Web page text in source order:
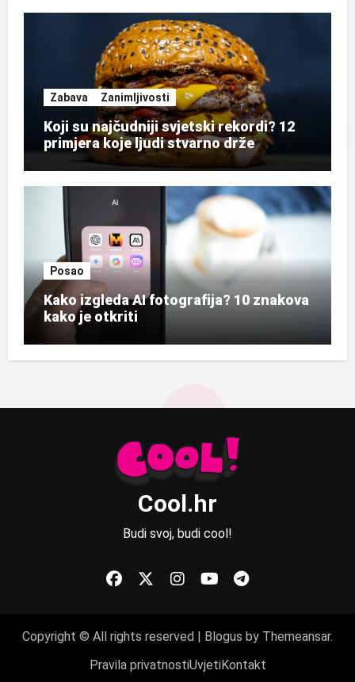
Zabava Zanimljivosti
Koji su najčudniji svjetski rekordi? 12
primjera koje ljudi stvarno drže
Posao
Kako izgleda AI fotografija? 10 znakova
kako je otkriti
Cool.hr
Budi svoj, budi cool!
Copyright © All rights reserved | Blogus by Themeansar.
Pravila privatnostiUvjetiKontakt